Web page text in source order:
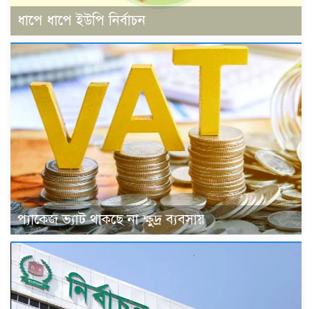
ধাপে ধাপে ইউপি নির্বাচন
প্যাকেজ ভ্যাট থাকছে না ক্ষুদ্র ব্যবসায়